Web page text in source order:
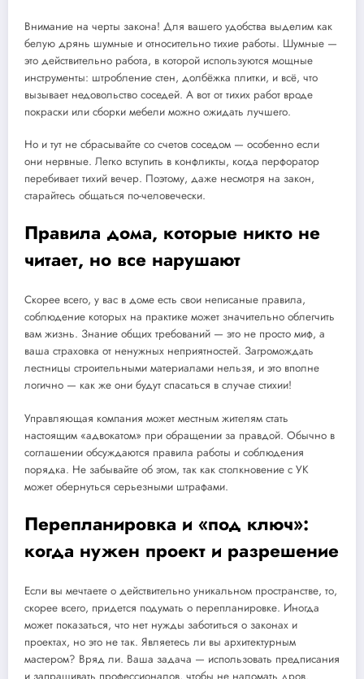
Внимание на черты закона! Для вашего удобства выделим как
белую дрянь шумные и относительно тихие работы. Шумные —
это действительно работа, в которой используются мощные
инструменты: штробление стен, долбёжка плитки, и всё, что
вызывает недовольство соседей. А вот от тихих работ вроде
покраски или сборки мебели можно ожидать лучшего.
Но и тут не сбрасывайте со счетов соседом — особенно если
они нервные. Легко вступить в конфликты, когда перфоратор
перебивает тихий вечер. Поэтому, даже несмотря на закон,
старайтесь общаться по-человечески.
Правила дома, которые никто не
читает, но все нарушают
Скорее всего, у вас в доме есть свои неписаные правила,
соблюдение которых на практике может значительно облегчить
вам жизнь. Знание общих требований — это не просто миф, а
ваша страховка от ненужных неприятностей. Загромождать
лестницы строительными материалами нельзя, и это вполне
логично — как же они будут спасаться в случае стихии!
Управляющая компания может местным жителям стать
настоящим «адвокатом» при обращении за правдой. Обычно в
соглашении обсуждаются правила работы и соблюдения
порядка. Не забывайте об этом, так как столкновение с УК
может обернуться серьезными штрафами.
Перепланировка и «под ключ»:
когда нужен проект и разрешение
Если вы мечтаете о действительно уникальном пространстве, то,
скорее всего, придется подумать о перепланировке. Иногда
может показаться, что нет нужды заботиться о законах и
проектах, но это не так. Являетесь ли вы архитектурным
мастером? Вряд ли. Ваша задача — использовать предписания